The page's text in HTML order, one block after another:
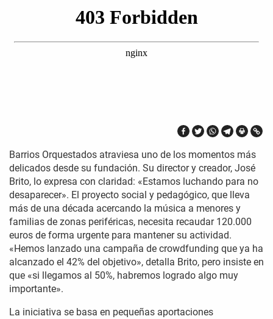
Barrios Orquestados atraviesa uno de los momentos más
delicados desde su fundación. Su director y creador, José
Brito, lo expresa con claridad: «Estamos luchando para no
desaparecer». El proyecto social y pedagógico, que lleva
más de una década acercando la música a menores y
familias de zonas periféricas, necesita recaudar 120.000
euros de forma urgente para mantener su actividad.
«Hemos lanzado una campaña de crowdfunding que ya ha
alcanzado el 42% del objetivo», detalla Brito, pero insiste en
que «si llegamos al 50%, habremos logrado algo muy
importante».
La iniciativa se basa en pequeñas aportaciones